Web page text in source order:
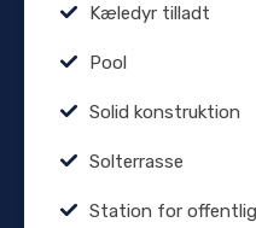
Kæledyr tilladt
Pool
Solid konstruktion
Solterrasse
Station for